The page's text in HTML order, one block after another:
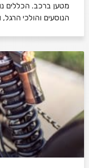
מטען ברכב. הכללים
הנוסעים והולכי הרגל,